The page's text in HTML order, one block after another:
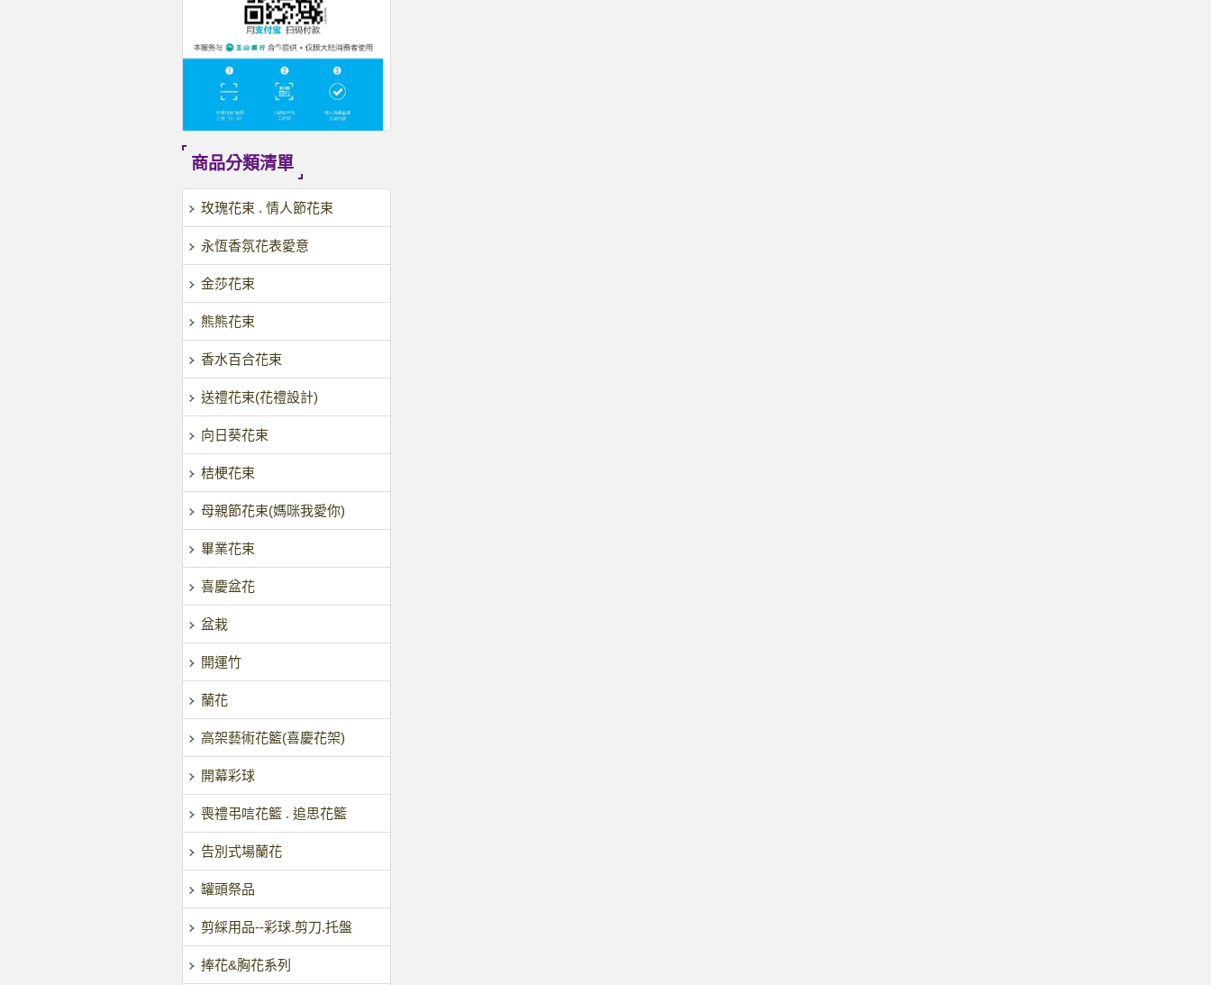
商品分類清單
玫瑰花束 . 情人節花束
永恆香氛花表愛意
金莎花束
熊熊花束
香水百合花束
送禮花束(花禮設計)
向日葵花束
桔梗花束
母親節花束(媽咪我愛你)
畢業花束
喜慶盆花
盆栽
開運竹
蘭花
高架藝術花籃(喜慶花架)
開幕彩球
喪禮弔唁花籃 . 追思花籃
告別式場蘭花
罐頭祭品
剪綵用品--彩球.剪刀.托盤
捧花&胸花系列